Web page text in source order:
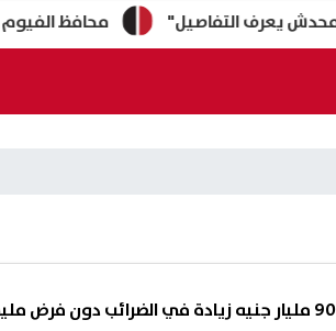
محافظ الفيوم يوجه